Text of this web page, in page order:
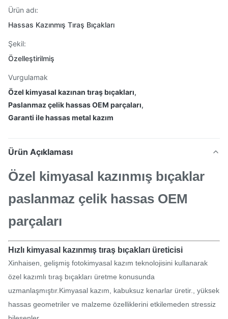
Ürün adı:
Hassas Kazınmış Tıraş Bıçakları
Şekil:
Özelleştirilmiş
Vurgulamak
Özel kimyasal kazınan tıraş bıçakları,
Paslanmaz çelik hassas OEM parçaları,
Garanti ile hassas metal kazım
Ürün Açıklaması
Özel kimyasal kazınmış bıçaklar
paslanmaz çelik hassas OEM
parçaları
Hızlı kimyasal kazınmış tıraş bıçakları üreticisi
Xinhaisen, gelişmiş fotokimyasal kazım teknolojisini kullanarak
özel kazımlı tıraş bıçakları üretme konusunda
uzmanlaşmıştır.Kimyasal kazım, kabuksuz kenarlar üretir., yüksek
hassas geometriler ve malzeme özelliklerini etkilemeden stressiz